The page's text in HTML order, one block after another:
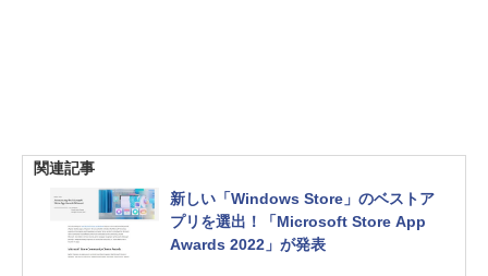
関連記事
新しい「Windows Store」のベストア
プリを選出！「Microsoft Store App
Awards 2022」が発表